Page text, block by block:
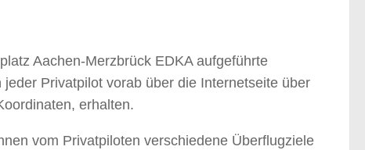
Aachen-Merzbrück EDKA aufgeführte
Privatpilot vorab über die Internetseite über
erhalten.
vom Privatpiloten verschiedene Überflugziele